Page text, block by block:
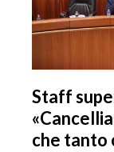
Staff
che tanto